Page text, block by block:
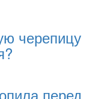
черепицу
перед